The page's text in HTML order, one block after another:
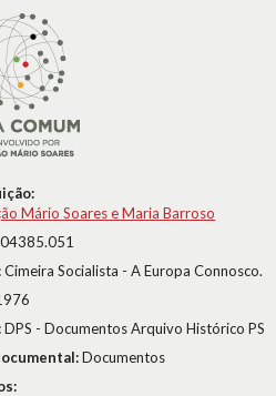
Mário Soares e Maria Barroso
04385.051
Cimeira Socialista - A Europa Connosco.
DPS - Documentos Arquivo Histórico PS
Documentos